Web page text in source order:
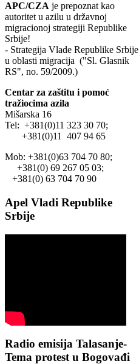
APC/CZA je prepoznat kao
autoritet u azilu u državnoj
migracionoj strategiji Republike
Srbije!
- Strategija Vlade Republike Srbije
u oblasti migracija ("Sl. Glasnik
RS", no. 59/2009.)
Centar za zaštitu i pomoć
tražiocima azila
Mišarska 16
Tel: +381(0)11 323 30 70;
+381(0)11 407 94 65
Mob: +381(0)63 704 70 80;
+381(0) 69 267 05 03;
+381(0) 63 704 70 90
Apel Vladi Republike
Srbije
Radio emisija Talasanje-
Tema protest u Bogovađi